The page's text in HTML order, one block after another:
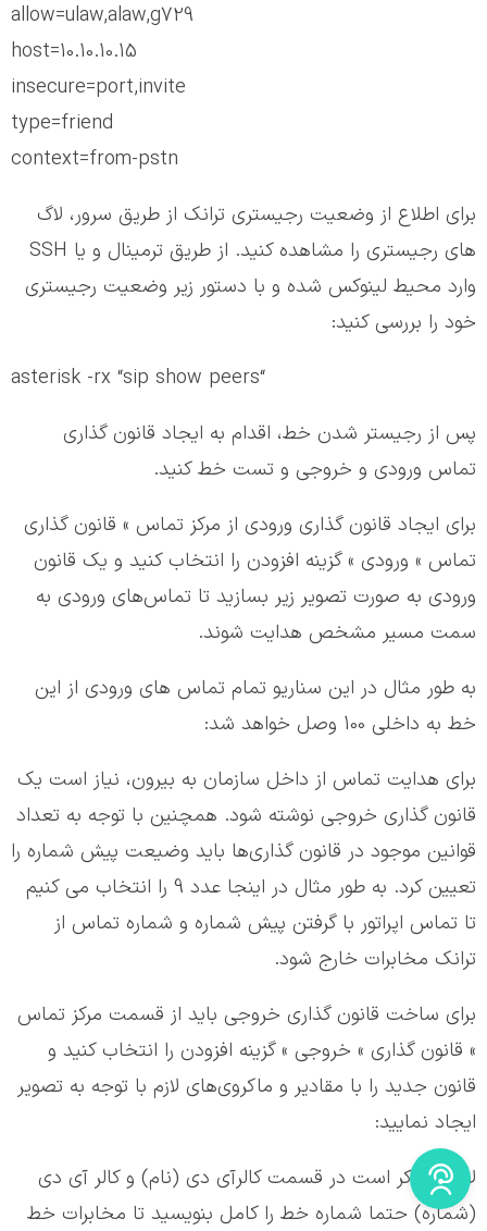
allow=ulaw,alaw,g729
host=10.10.10.15
insecure=port,invite
type=friend
context=from-pstn
برای اطلاع از وضعیت رجیستری ترانک از طریق سرور، لاگ
های رجیستری را مشاهده کنید. از طریق ترمینال و یا SSH
وارد محیط لینوکس شده و با دستور زیر وضعیت رجیستری
خود را بررسی کنید:
“asterisk -rx “sip show peers
پس از رجیستر شدن خط، اقدام به ایجاد قانون گذاری
تماس ورودی و خروجی و تست خط کنید.
برای ایجاد قانون گذاری ورودی از مرکز تماس »‌ قانون گذاری
تماس » ورودی » گزینه ‌افزودن را انتخاب کنید و یک قانون
ورودی به صورت تصویر زیر بسازید تا تماس‌های ورودی به
سمت مسیر مشخص هدایت شوند.
به طور مثال در این سناریو تمام تماس های ورودی از این
خط به داخلی 100 وصل خواهد شد:
برای هدایت تماس از داخل سازمان به بیرون، نیاز است یک
قانون گذاری خروجی نوشته شود. همچنین با توجه به تعداد
قوانین موجود در قانون گذاری‌ها باید وضیعت پیش شماره را
تعیین کرد. به طور مثال در اینجا عدد 9 را انتخاب می کنیم
تا تماس اپراتور با گرفتن پیش شماره و شماره تماس از
ترانک مخابرات خارج شود.
برای ساخت قانون گذاری خروجی باید از قسمت مرکز تماس
» قانون گذاری » خروجی » گزینه افزودن را انتخاب کنید و
قانون جدید را با مقادیر و ماکروی‌های لازم با توجه به تصویر
ایجاد نمایید:
لازم به ذکر است در قسمت کالرآی دی (نام) و کالر آی دی
(شماره) حتما شماره خط را کامل بنویسید تا مخابرات خط